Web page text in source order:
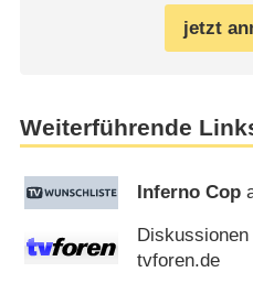
jetzt
Weiterführende
Inferno Cop
tvforen.de